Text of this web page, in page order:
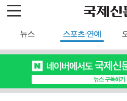
뉴스 스포츠·연예